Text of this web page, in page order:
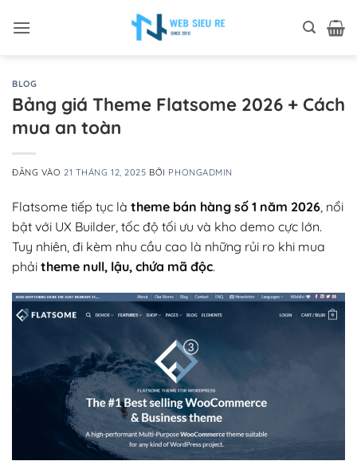
qua
BLOG
Bảng giá Theme Flatsome 2026 + Cách
mua an toàn
ĐĂNG VÀO21 THÁNG 12, 2025 BỞI PHONGADMIN
Flatsome tiếp tục là theme bán hàng số 1 năm 2026 , nổi
bật với UX Builder, tốc độ tối ưu và kho demo cực lớn.
Tuy nhiên, đi kèm nhu cầu cao là những rủi ro khi mua
phải theme null, lậu, chứa mã độc.